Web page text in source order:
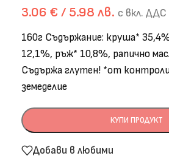
3.06 € / 5.98 лв. с вкл. ДДС
160г Съдържание: круша*
12,1%, ръж* 10,8%, рапично
Съдържа глутен! *от
земеделие
КУПИ ПРОДУКТ
Добави в любими